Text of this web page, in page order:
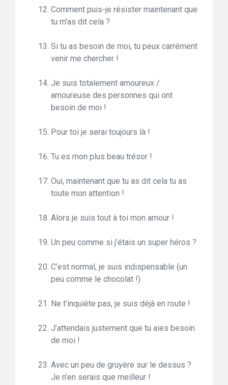
Comment puis-je résister maintenant que
tu m’as dit cela ?
Si tu as besoin de moi, tu peux carrément
venir me chercher !
Je suis totalement amoureux /
amoureuse des personnes qui ont
besoin de moi !
Pour toi je serai toujours là !
Tu es mon plus beau trésor !
Oui, maintenant que tu as dit cela tu as
toute mon attention !
Alors je suis tout à toi mon amour !
Un peu comme si j’étais un super héros ?
C’est normal, je suis indispensable (un
peu comme le chocolat !)
Ne t’inquiète pas, je suis déjà en route !
J’attendais justement que tu aies besoin
de moi !
Avec un peu de gruyère sur le dessus ?
Je n’en serais que meilleur !